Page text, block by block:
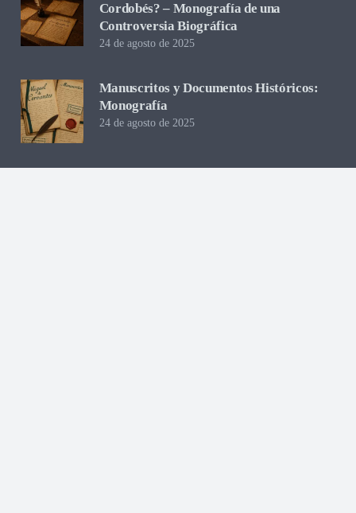
Cordobés? – Monografía de una
Controversia Biográfica
24 de agosto de 2025
Manuscritos y Documentos Históricos:
Monografía
24 de agosto de 2025